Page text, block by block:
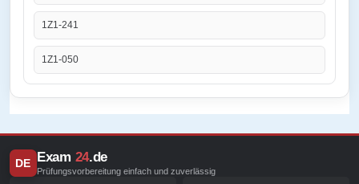
1Z1-241
1Z1-050
DE Exam 24.de
Prüfungsvorbereitung einfach und zuverlässig